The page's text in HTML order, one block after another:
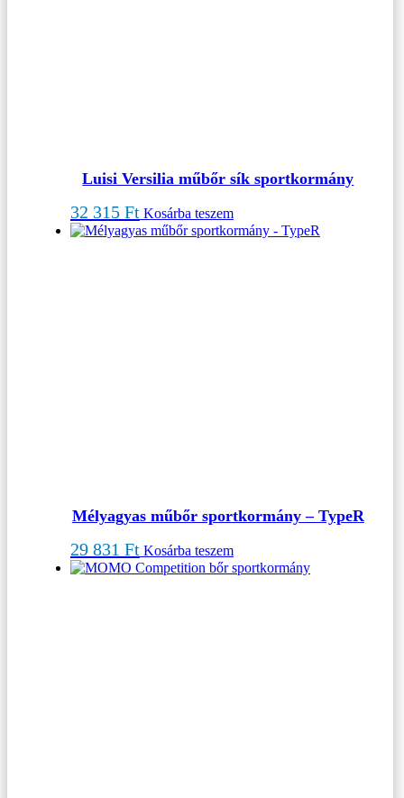
Luisi Versilia műbőr sík sportkormány
32 315 Ft Kosárba teszem
Mélyagyas műbőr sportkormány – TypeR
29 831 Ft Kosárba teszem